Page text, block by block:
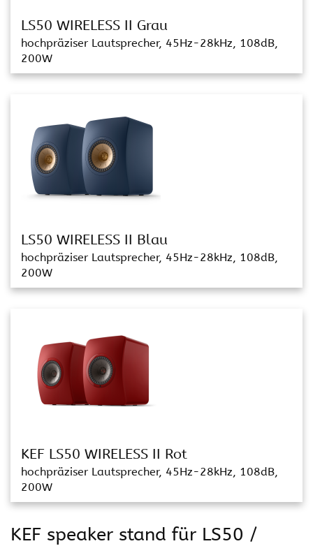
LS50 WIRELESS II Grau
hochpräziser Lautsprecher, 45Hz-28kHz, 108dB,
200W
LS50 WIRELESS II Blau
hochpräziser Lautsprecher, 45Hz-28kHz, 108dB,
200W
KEF LS50 WIRELESS II Rot
hochpräziser Lautsprecher, 45Hz-28kHz, 108dB,
200W
KEF speaker stand für LS50 /